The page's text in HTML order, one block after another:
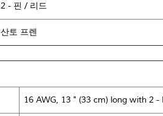
2 - 핀 / 리드
산토 프렌
16 AWG, 13 " (33 cm) long with 2 -